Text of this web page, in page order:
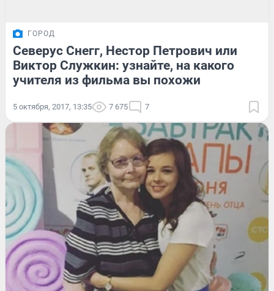
ГОРОД
Северус Снегг, Нестор Петрович или
Виктор Служкин: узнайте, на какого
учителя из фильма вы похожи
5 октября, 2017, 13:35 7 675 7